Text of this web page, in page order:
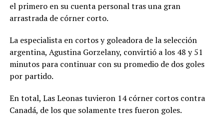
el primero en su cuenta personal tras una gran
arrastrada de córner corto.
La especialista en cortos y goleadora de la selección
argentina, Agustina Gorzelany, convirtió a los 48 y 51
minutos para continuar con su promedio de dos goles
por partido.
En total, Las Leonas tuvieron 14 córner cortos contra
Canadá, de los que solamente tres fueron goles.